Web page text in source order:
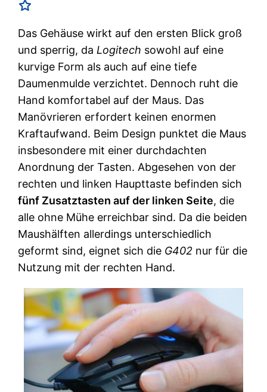
Das Gehäuse wirkt auf den ersten Blick groß
und sperrig, da Logitech sowohl auf eine
kurvige Form als auch auf eine tiefe
Daumenmulde verzichtet. Dennoch ruht die
Hand komfortabel auf der Maus. Das
Manövrieren erfordert keinen enormen
Kraftaufwand. Beim Design punktet die Maus
insbesondere mit einer durchdachten
Anordnung der Tasten. Abgesehen von der
rechten und linken Haupttaste befinden sich
fünf Zusatztasten auf der linken Seite, die
alle ohne Mühe erreichbar sind. Da die beiden
Maushälften allerdings unterschiedlich
geformt sind, eignet sich die G402 nur für die
Nutzung mit der rechten Hand.